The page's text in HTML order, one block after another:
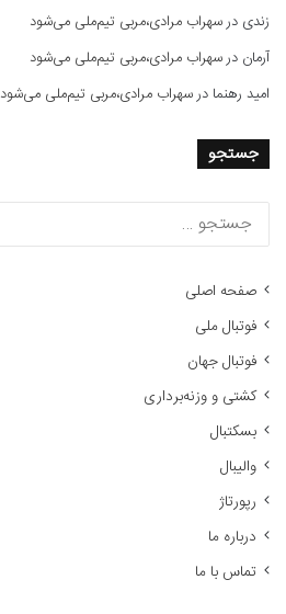
زندی درسهراب مرادی،مربی تیم‌ملی می‌شود
آرمان درسهراب مرادی،مربی تیم‌ملی می‌شود
امید رهنما درسهراب مرادی،مربی تیم‌ملی می‌شود
جستجو
صفحه اصلی
فوتبال ملی
فوتبال جهان
کشتی و وزنه‌برداری
بسکتبال
والیبال
رپورتاژ
درباره ما
تماس با ما